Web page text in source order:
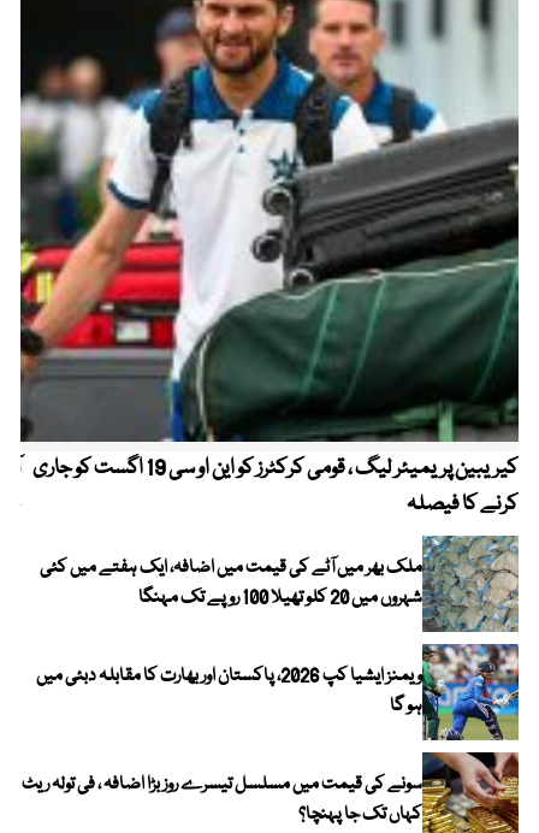
کیریبین پریمیئر لیگ ، قومی کرکٹرز کو این او سی 19 اگست کو جاری
کرنے کا فیصلہ
ملک بھر میں آٹے کی قیمت میں اضافہ، ایک ہفتے میں کئی
شہروں میں 20 کلو تھیلا 100 روپے تک مہنگا
ویمنز ایشیا کپ 2026، پاکستان اور بھارت کا مقابلہ دبئی میں
ہو گا
سونے کی قیمت میں مسلسل تیسرے روز بڑا اضافہ ، فی تولہ ریٹ
کہاں تک جا پہنچا؟